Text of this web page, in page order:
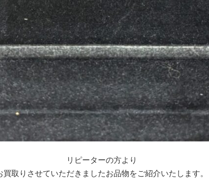
リピーターの方より
買取りさせていただきましたお品物をご紹介いたします。